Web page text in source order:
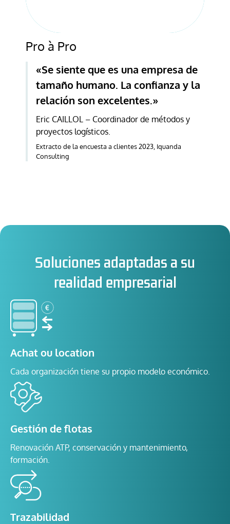
Pro à Pro
«Se siente que es una empresa de
tamaño humano. La confianza y la
relación son excelentes.»
Eric CAILLOL – Coordinador de métodos y
proyectos logísticos.
Extracto de la encuesta a clientes 2023, Iquanda
Consulting
Soluciones adaptadas a su
realidad empresarial
Achat ou location
Cada organización tiene su propio modelo económico.
Gestión de flotas
Renovación ATP, conservación y mantenimiento,
formación.
Trazabilidad